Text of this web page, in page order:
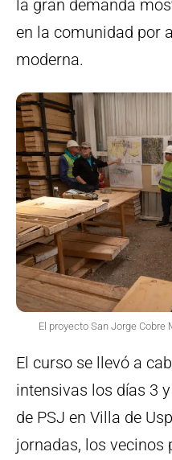
la gran demanda
en la comunidad por
moderna.
El proyecto San Jorge Cobre
El curso se llevó a
intensivas los días 3
de PSJ en Villa de
jornadas, los vecinos